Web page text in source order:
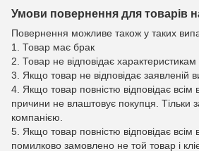
Умови повернення для товарів
Повернення можливе також у таких
1. Товар має брак
2. Товар не відповідає характеристикам
3. Якщо товар не відповідає заявленій
4. Якщо товар повністю відповідає всім
причини не влаштовує покупця. Тільки
компанією.
5. Якщо товар повністю відповідає
помилково замовлено не той товар і